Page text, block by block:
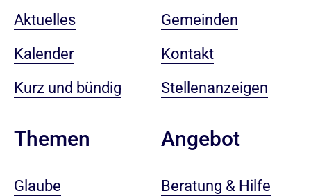
Aktuelles
Kalender
Kurz und bündig
Themen
Glaube
Gemeinden
Kontakt
Stellenanzeigen
Angebot
Beratung & Hilfe